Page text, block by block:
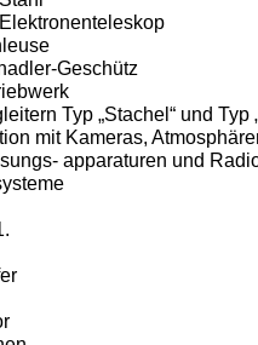
Geschütz
Typ „Stachel“ und Typ
mit Kameras,
apparaturen und